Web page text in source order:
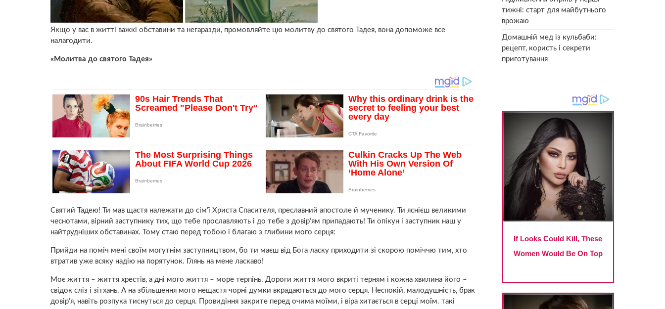
Якщо у вас в житті важкі обставини та негаразди, промовляйте цю молитву до святого Тадея, вона допоможе все
налагодити.
«Молитва до святого Тадея»
Святий Тадею! Ти мав щастя належати до сім’ї Христа Спасителя, преславний апостоле й мученику. Ти яснієш великими
чеснотами, вірний заступнику тих, що тебе прославляють і до тебе з довір’ям припадають! Ти опікун і заступник наш у
найтрудніших обставинах. Тому стаю перед тобою і благаю з глибини мого серця:
Прийди на поміч мені своїм могутнім заступництвом, бо ти маєш від Бога ласку приходити зі скорою поміччю тим, хто
втратив уже всяку надію на порятунок. Глянь на мене ласкаво!
Моє життя – життя хрестів, а дні мого життя – море терпінь. Дороги життя мого вкриті терням і кожна хвилина його –
свідок сліз і зітхань. А на збільшення мого нещастя чорні думки вкрадаються до мого серця. Неспокій, малодушність, брак
довір’я, навіть розпука тиснуться до серця. Провидіння закрите перед очима моїми, і віра хитається в серці моїм. такі
тижні: старт для майбутнього
врожаю
Домашній мед із кульбаби:
рецепт, користь і секрети
приготування